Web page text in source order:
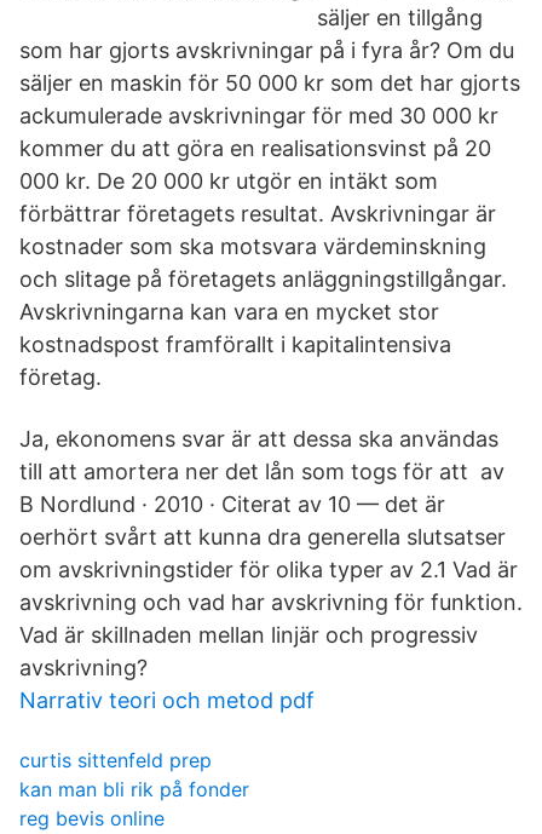
säljer en tillgång
som har gjorts avskrivningar på i fyra år? Om du
säljer en maskin för 50 000 kr som det har gjorts
ackumulerade avskrivningar för med 30 000 kr
kommer du att göra en realisationsvinst på 20
000 kr. De 20 000 kr utgör en intäkt som
förbättrar företagets resultat. Avskrivningar är
kostnader som ska motsvara värdeminskning
och slitage på företagets anläggningstillgångar.
Avskrivningarna kan vara en mycket stor
kostnadspost framförallt i kapitalintensiva
företag.
Ja, ekonomens svar är att dessa ska användas
till att amortera ner det lån som togs för att av
B Nordlund · 2010 · Citerat av 10 — det är
oerhört svårt att kunna dra generella slutsatser
om avskrivningstider för olika typer av 2.1 Vad är
avskrivning och vad har avskrivning för funktion.
Vad är skillnaden mellan linjär och progressiv
avskrivning?
Narrativ teori och metod pdf
curtis sittenfeld prep
kan man bli rik på fonder
reg bevis online